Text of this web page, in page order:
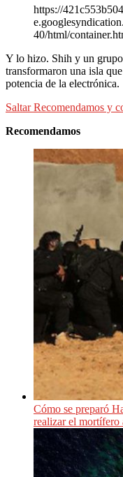
https://
40/html/
Y lo hizo. Shih y un
transformaron una isla
potencia de la electrónica.
Saltar Recomendamos y
Recomendamos
Cómo se preparó
realizar el mortífero